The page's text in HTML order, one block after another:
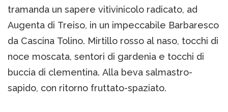
tramanda un sapere vitivinicolo radicato, ad
Augenta di Treiso, in un impeccabile Barbaresco
da Cascina Tolino. Mirtillo rosso al naso, tocchi di
noce moscata, sentori di gardenia e tocchi di
buccia di clementina. Alla beva salmastro-
sapido, con ritorno fruttato-spaziato.